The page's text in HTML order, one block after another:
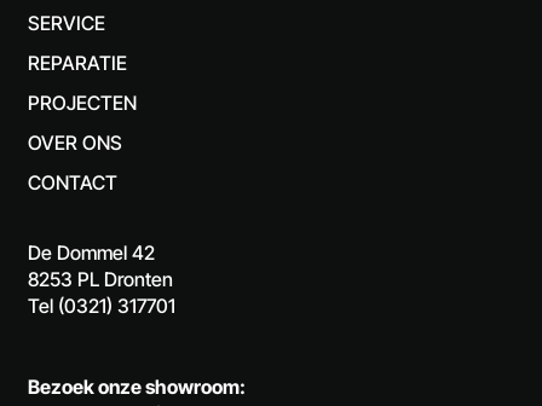
SERVICE
REPARATIE
PROJECTEN
OVER ONS
CONTACT
De Dommel 42
8253 PL Dronten
Tel (0321) 317701
Bezoek onze showroom: